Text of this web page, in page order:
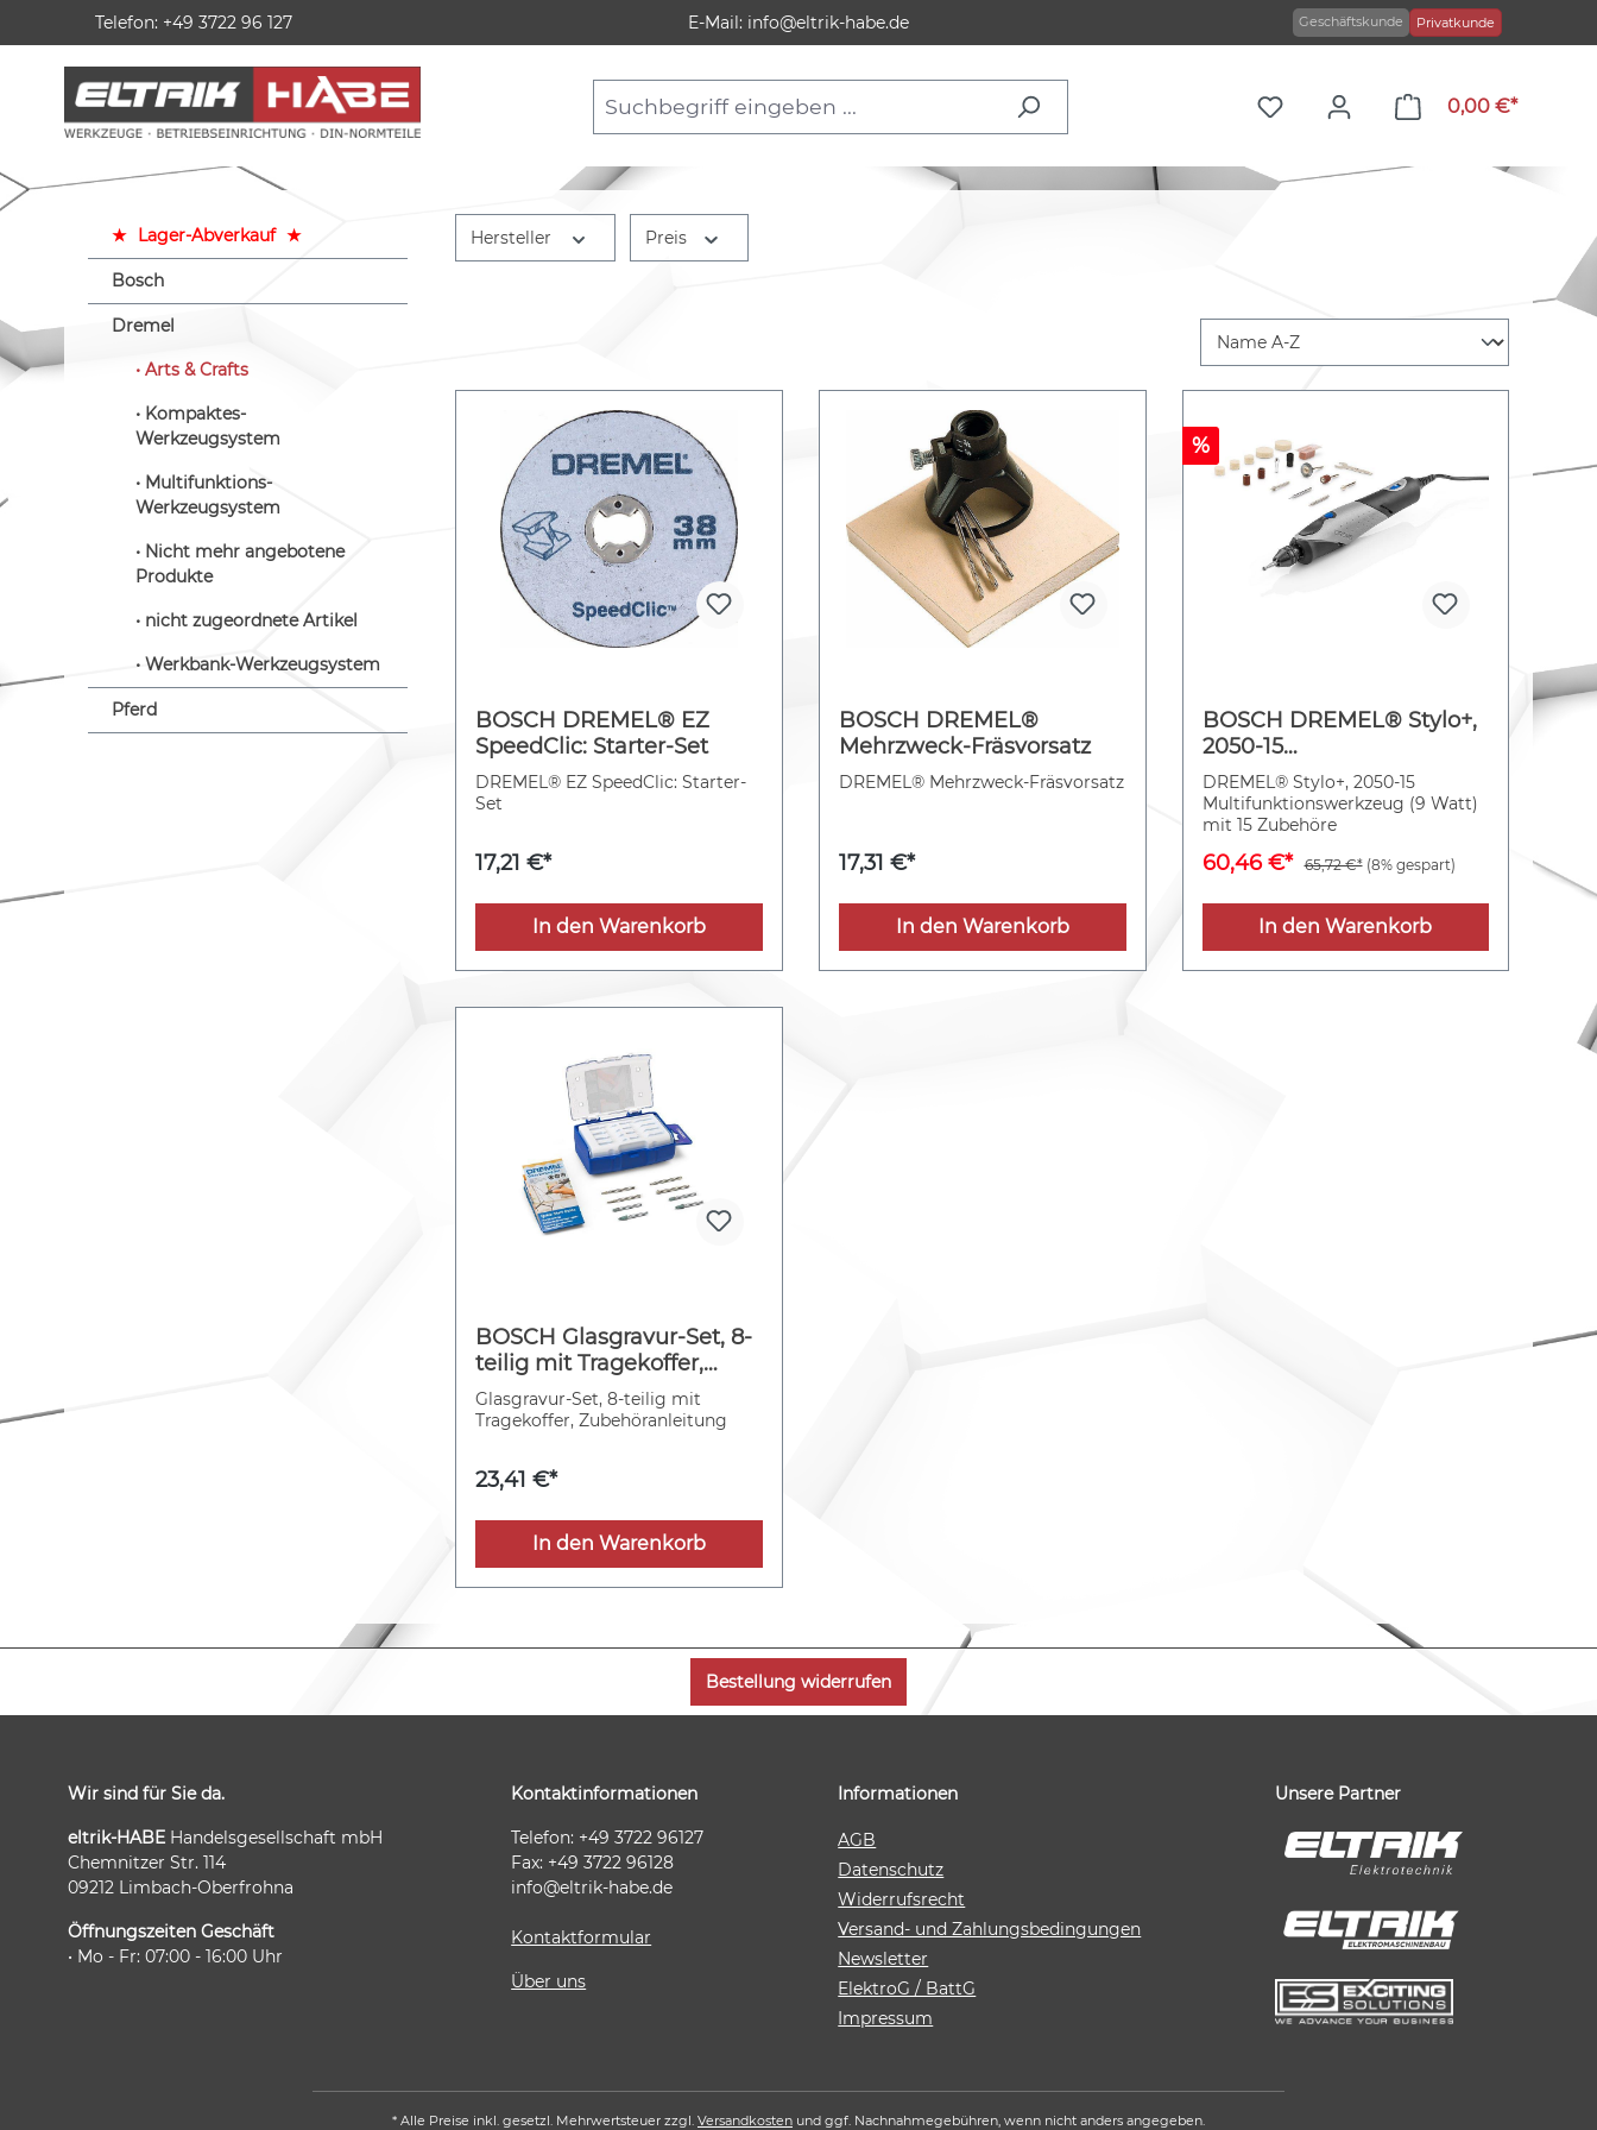
Zur Hauptnavigation springen
Telefon: +49 3722 96 127 E-Mail: info@eltrik-habe.de Geschäftskunde Privatkunde
0,00 €*
★ Lager-Abverkauf ★
Bosch
Dremel
Arts & Crafts
Kompaktes-
Werkzeugsystem
Multifunktions-
Werkzeugsystem
Nicht mehr angebotene
Produkte
nicht zugeordnete Artikel
Werkbank-Werkzeugsystem
Pferd
Hersteller Preis
BOSCH DREMEL® EZ
SpeedClic: Starter-Set
DREMEL® EZ SpeedClic: Starter-
Set
17,21 €*
In den Warenkorb
BOSCH DREMEL®
Mehrzweck-Fräsvorsatz
DREMEL® Mehrzweck-Fräsvorsatz
17,31 €*
In den Warenkorb
%
BOSCH DREMEL® Stylo+,
2050-15
Multifunktionswerkzeug
(9 Watt) mit 15 Zubehöre
DREMEL® Stylo+, 2050-15
Multifunktionswerkzeug (9 Watt)
mit 15 Zubehöre
60,46 €* 65,72 €* (8% gespart)
In den Warenkorb
BOSCH Glasgravur-Set, 8-
teilig mit Tragekoffer,
Zubehöranleitung
Glasgravur-Set, 8-teilig mit
Tragekoffer, Zubehöranleitung
23,41 €*
In den Warenkorb
Bestellung widerrufen
Wir sind für Sie da.
eltrik-HABE Handelsgesellschaft mbH
Chemnitzer Str. 114
09212 Limbach-Oberfrohna
Öffnungszeiten Geschäft
• Mo - Fr: 07:00 - 16:00 Uhr
Kontaktinformationen
Telefon: +49 3722 96127
Fax: +49 3722 96128
info@eltrik-habe.de
Kontaktformular
Über uns
Informationen
AGB
Datenschutz
Widerrufsrecht
Versand- und Zahlungsbedingungen
Newsletter
ElektroG / BattG
Impressum
Unsere Partner
* Alle Preise inkl. gesetzl. Mehrwertsteuer zzgl. Versandkosten und ggf. Nachnahmegebühren, wenn nicht anders angegeben.